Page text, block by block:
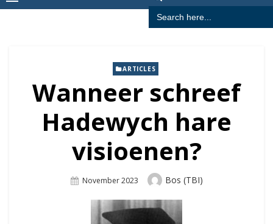
Search
for:
ARTICLES
Wanneer schreef
Hadewych hare
visioenen?
Posted
November 2023 Author
Bos (TBI)